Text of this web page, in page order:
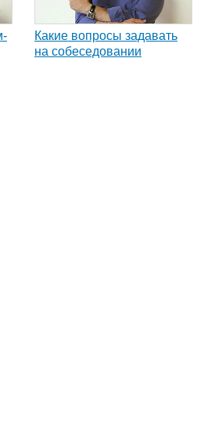
Какие вопросы задавать
на собеседовании